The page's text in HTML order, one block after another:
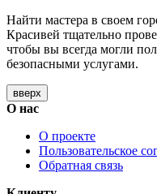
Найти мастера в своем
Красивей тщательно
чтобы вы всегда могли
безопасными услугами.
вверх
О нас
О проекте
Пользовательское
Обратная связь